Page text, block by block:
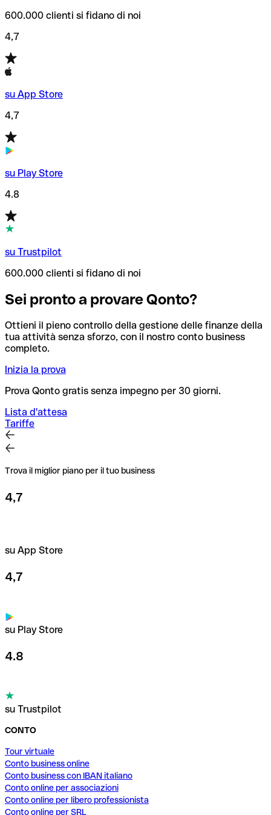
600.000 clienti si fidano di noi
4,7
su App Store
4,7
su Play Store
4.8
su Trustpilot
600.000 clienti si fidano di noi
Sei pronto a provare Qonto?
Ottieni il pieno controllo della gestione delle finanze della
tua attività senza sforzo, con il nostro conto business
completo.
Inizia la prova
Prova Qonto gratis senza impegno per 30 giorni.
Lista d'attesa
Tariffe
Trova il miglior piano per il tuo business
4,7
su App Store
4,7
su Play Store
4.8
su Trustpilot
CONTO
Tour virtuale
Conto business online
Conto business con IBAN italiano
Conto online per associazioni
Conto online per libero professionista
Conto online per SRL